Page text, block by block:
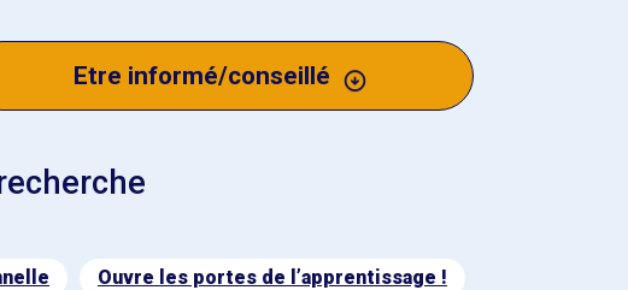
Etre informé/conseillé
Ouvre les portes de l’apprentissage !